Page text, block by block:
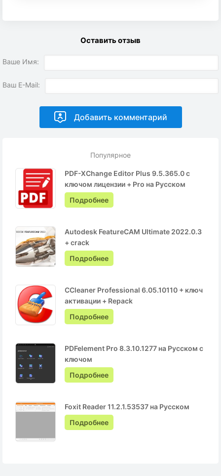
Популярное
PDF-XChange Editor Plus 9.5.365.0 с
ключом лицензии + Pro на Русском
Подробнее
Autodesk FeatureCAM Ultimate 2022.0.3
+ crack
Подробнее
CCleaner Professional 6.05.10110 + ключ
активации + Repack
Подробнее
PDFelement Pro 8.3.10.1277 на Русском с
ключом
Подробнее
Foxit Reader 11.2.1.53537 на Русском
Подробнее
Оставить отзыв
Ваше Имя:
Ваш E-Mail: